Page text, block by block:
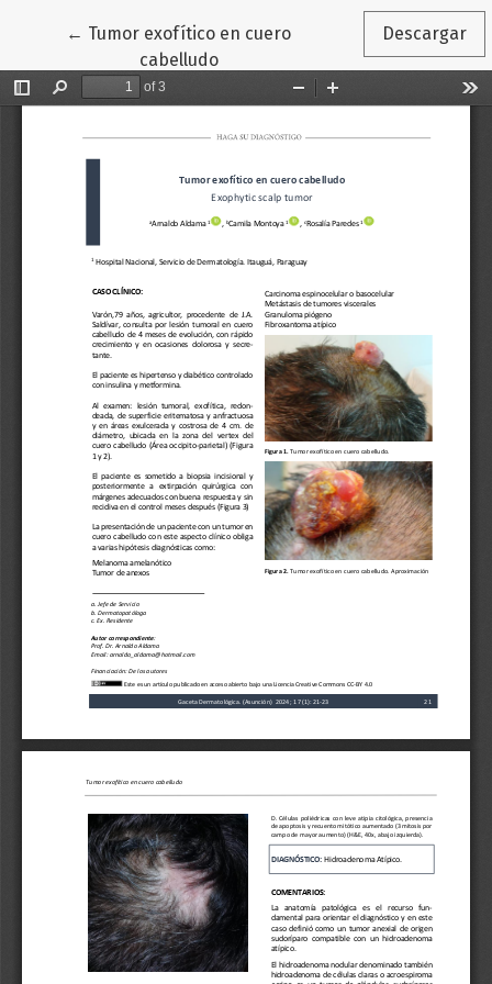
← Volver a los detalles del artículo
Tumor exofítico en cuero
cabelludo
Descargar